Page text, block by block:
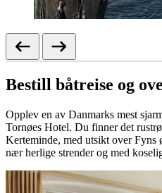
Bestill båtreise og
Opplev en av Danmarks mest
Tornøes Hotel. Du finner det
Kerteminde, med utsikt over Fyns
nær herlige strender og med